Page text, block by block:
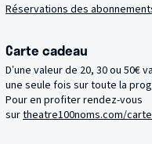
Réservations des
Carte cadeau
D’une valeur de 20, 30 ou 50€
une seule fois sur toute la
Pour en profiter rendez-vous
surtheatre100noms.com/